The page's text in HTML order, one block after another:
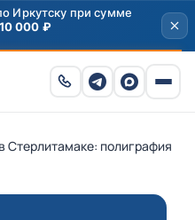
заказ от 3000 ₽ по
ПРИВЕТ
Стерлитамаке: полиграфия